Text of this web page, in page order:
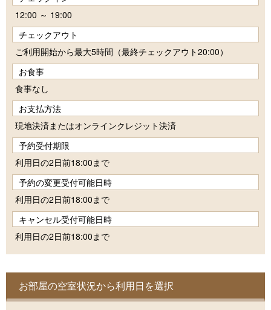
12:00 ～ 19:00
チェックアウト
ご利用開始から最大5時間（最終チェックアウト20:00）
お食事
食事なし
お支払方法
現地決済またはオンラインクレジット決済
予約受付期限
利用日の2日前18:00まで
予約の変更受付可能日時
利用日の2日前18:00まで
キャンセル受付可能日時
利用日の2日前18:00まで
お部屋の空室状況から利用日を選択